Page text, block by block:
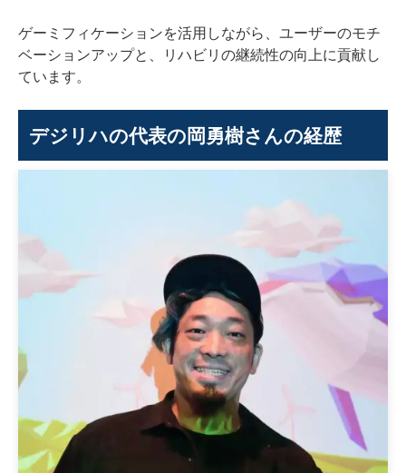
ゲーミフィケーションを活用しながら、ユーザーのモチ
ベーションアップと、リハビリの継続性の向上に貢献し
ています。
デジリハの代表の岡勇樹さんの経歴